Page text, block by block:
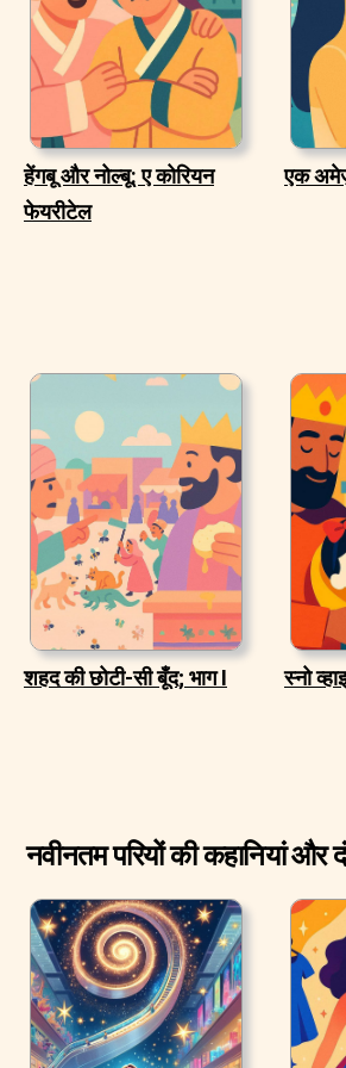
हेंगबू और नोल्बू: ए कोरियन
फेयरीटेल
एक
शहद की छोटी-सी बूँद; भाग I स्नो
नवीनतम परियों की कहानियां और